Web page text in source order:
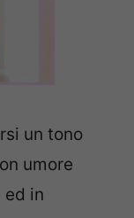
un tono
umore
ed in